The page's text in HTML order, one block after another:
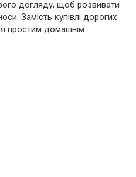
догляду, щоб розвивати
Замість купівлі дорогих
простим домашнім